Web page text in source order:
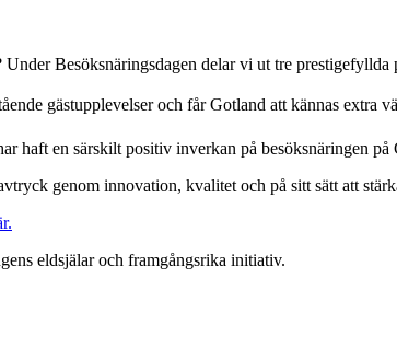
Besöksnäringsdagen delar vi ut tre prestigefyllda
gästupplevelser och får Gotland att kännas extra
haft en särskilt positiv inverkan på besöksnäringen på
genom innovation, kvalitet och på sitt sätt att
eldsjälar och framgångsrika initiativ.